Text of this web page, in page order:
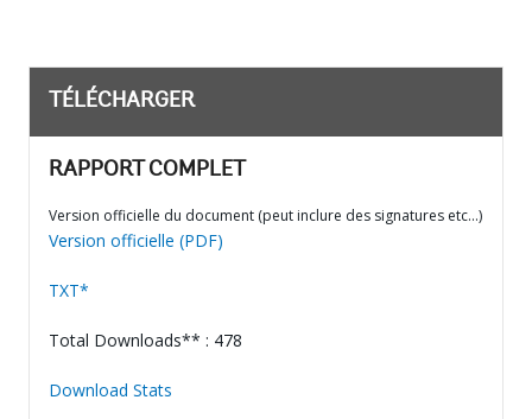
TÉLÉCHARGER
RAPPORT COMPLET
Version officielle du document (peut inclure des signatures etc…)
Version officielle (PDF)
TXT*
Total Downloads** : 478
Download Stats